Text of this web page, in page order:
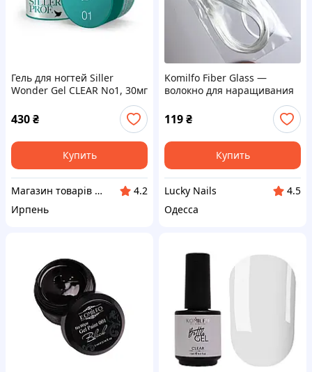
Гель для ногтей Siller
Wonder Gel CLEAR No1, 30мг
430₴
Купить
Магазин товарів для манікюру “Nigtyky”
4.2
Ирпень
Komilfo Fiber Glass —
волокно для наращивания
119₴
Купить
Lucky Nails
4.5
Одесса